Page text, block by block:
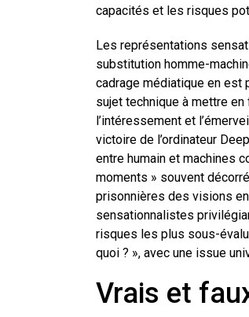
capacités et les risques
Les représentations
substitution homme-
cadrage médiatique en est
sujet technique à mettre
l’intéressement et
victoire de l’ordinateur
entre humain et machines
moments » souvent
prisonnières des visions
sensationnalistes
risques les plus sous-
quoi ? », avec une issue
Vrais et